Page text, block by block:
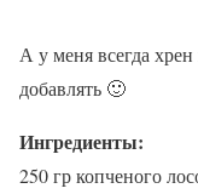
А у меня всегда
добавлять 🙂
Ингредиенты:
250 гр копченого